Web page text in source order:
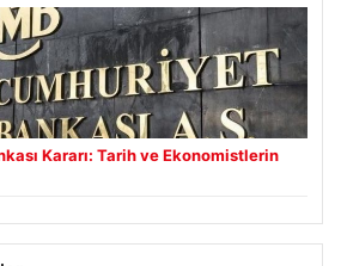
Kararı: Tarih ve Ekonomistlerin